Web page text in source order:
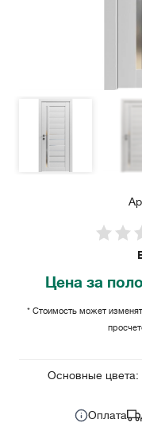
Цена за
* Стоимость может
Основные цвета:
Оплата